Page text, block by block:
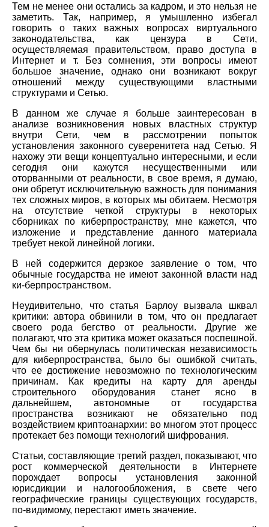
Тем не менее они остались за кадром, и это нельзя не
заметить. Так, например, я умышленно избегал
говорить о таких важных вопросах виртуального
законодательства, как цензура в Сети,
осуществляемая правительством, право доступа в
Интернет и т. Без сомнения, эти вопросы имеют
большое значение, однако они возникают вокруг
отношений между существующими властными
структурами и Сетью.
В данном же случае я больше заинтересован в
анализе возникновения новых властных структур
внутри Сети, чем в рассмотрении попыток
установления законного суверенитета над Сетью. Я
нахожу эти вещи концептуально интересными, и если
сегодня они кажутся несущественными или
оторванными от реальности, в свое время, я думаю,
они обретут исключительную важность для понимания
тех сложных миров, в которых мы обитаем. Несмотря
на отсутствие четкой структуры в некоторых
сборниках по киберпространству, мне кажется, что
изложение и представление данного материала
требует некой линейной логики.
В ней содержится дерзкое заявление о том, что
обычные государства не имеют законной власти над
ки-берпространством.
Неудивительно, что статья Барлоу вызвала шквал
критики: автора обвинили в том, что он предлагает
своего рода бегство от реальности. Другие же
полагают, что эта критика может оказаться поспешной.
Чем бы ни обернулась политическая независимость
для киберпространства, было бы ошибкой считать,
что ее достижение невозможно по технологическим
причинам. Как кредиты на карту для аренды
строительного оборудования станет ясно в
дальнейшем, автономные от государства
пространства возникают не обязательно под
воздействием криптоанархии: во многом этот процесс
протекает без помощи технологий шифрования.
Статьи, составляющие третий раздел, показывают, что
рост коммерческой деятельности в Интернете
порождает вопросы установления законной
юрисдикции и налогообложения, в свете чего
географические границы существующих государств,
по-видимому, перестают иметь значение.